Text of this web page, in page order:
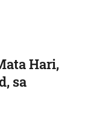
Hari,
sa